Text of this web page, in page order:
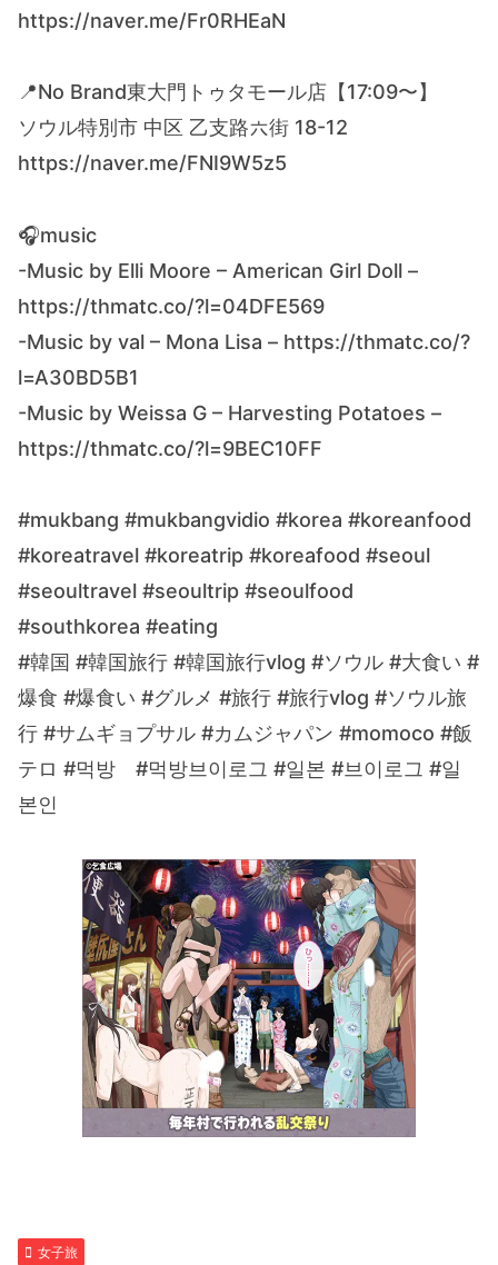
https://naver.me/Fr0RHEaN
📍No Brand東大門トゥタモール店【17:09〜】
ソウル特別市 中区 乙支路六街 18-12
https://naver.me/FNI9W5z5
🎧music
-Music by Elli Moore – American Girl Doll –
https://thmatc.co/?l=04DFE569
-Music by val – Mona Lisa – https://thmatc.co/?
l=A30BD5B1
-Music by Weissa G – Harvesting Potatoes –
https://thmatc.co/?l=9BEC10FF
#mukbang #mukbangvidio #korea #koreanfood
#koreatravel #koreatrip #koreafood #seoul
#seoultravel #seoultrip #seoulfood
#southkorea #eating
#韓国 #韓国旅行 #韓国旅行vlog #ソウル #大食い #
爆食 #爆食い #グルメ #旅行 #旅行vlog #ソウル旅
行 #サムギョプサル #カムジャパン #momoco #飯
テロ #먹방 #먹방브이로그 #일본 #브이로그 #일
본인
女子旅